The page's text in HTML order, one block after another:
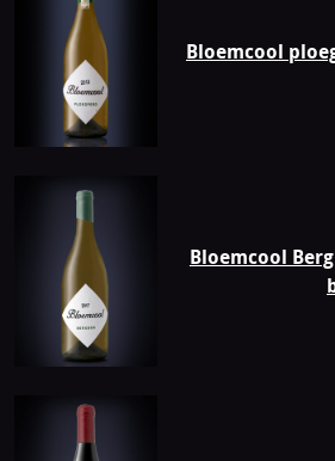
Bloemcool
Bloemcool